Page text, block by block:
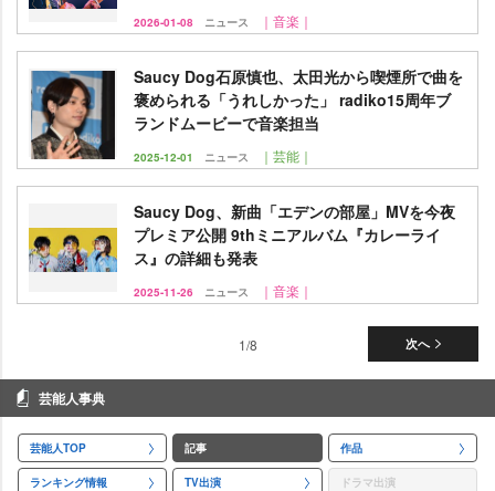
2026-01-08 ニュース ｜音楽｜
Saucy Dog石原慎也、太田光から喫煙所で曲を
褒められる「うれしかった」 radiko15周年ブ
ランドムービーで音楽担当
2025-12-01 ニュース ｜芸能｜
Saucy Dog、新曲「エデンの部屋」MVを今夜
プレミア公開 9thミニアルバム『カレーライ
ス』の詳細も発表
2025-11-26 ニュース ｜音楽｜
次へ
1/8
芸能人事典
芸能人TOP 記事 作品
ランキング情報 TV出演 ドラマ出演